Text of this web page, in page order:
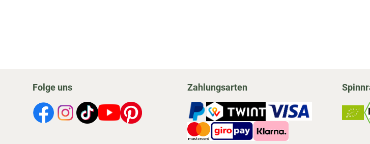
Folge uns Zahlungsarten